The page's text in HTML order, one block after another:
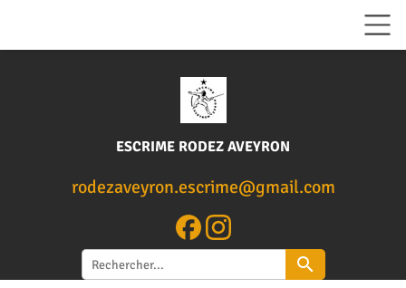
ESCRIME RODEZ AVEYRON
rodezaveyron.escrime@gmail.com
search